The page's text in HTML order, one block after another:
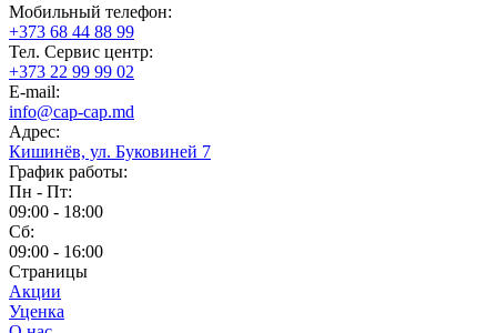
Мобильный телефон:
+373 68 44 88 99
Тел. Сервис центр:
+373 22 99 99 02
E-mail:
info@cap-cap.md
Адрес:
Кишинёв, ул. Буковиней 7
График работы:
Пн - Пт:
09:00 - 18:00
Сб:
09:00 - 16:00
Страницы
Акции
Уценка